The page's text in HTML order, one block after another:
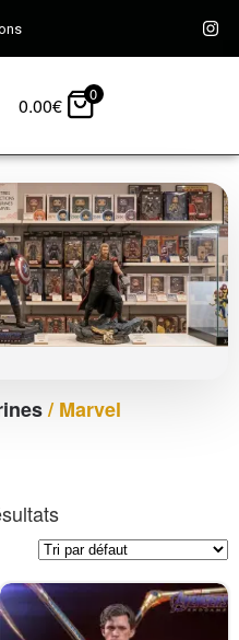
0.00€ 0
/ Marvel